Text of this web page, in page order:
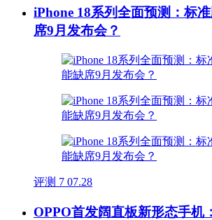
iPhone 18系列全面预测：标
席9月发布会？
评测 7 07.28
OPPO首发阔直板新形态手机